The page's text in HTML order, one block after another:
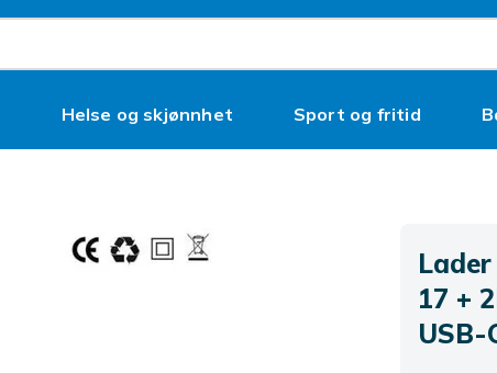
Helse og skjønnhet Sport og fritid
17 +
USB-